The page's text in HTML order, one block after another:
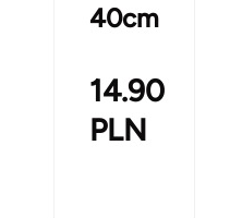
40cm
14.90
PLN